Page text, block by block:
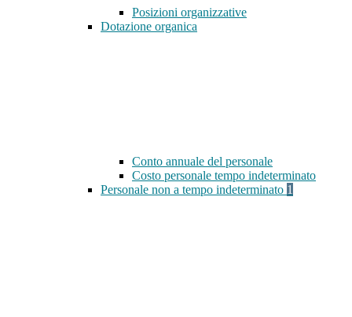
Posizioni organizzative
Dotazione organica
Conto annuale del personale
Costo personale tempo indeterminato
Personale non a tempo indeterminato 1